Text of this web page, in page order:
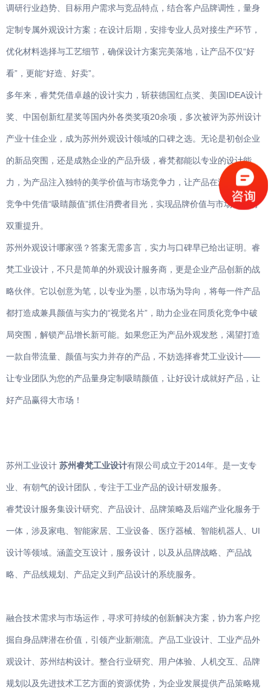
调研行业趋势、目标用户需求与竞品特点，结合客户品牌调性，量身
定制专属外观设计方案；在设计后期，安排专业人员对接生产环节，
优化材料选择与工艺细节，确保设计方案完美落地，让产品不仅“好
看”，更能“好造、好卖”。
多年来，睿梵凭借卓越的设计实力，斩获德国红点奖、美国IDEA设计
奖、中国创新红星奖等国内外各类奖项20余项，多次被评为苏州设计
产业十佳企业，成为苏州外观设计领域的口碑之选。无论是初创企业
的新品突围，还是成熟企业的产品升级，睿梵都能以专业的设计能
力，为产品注入独特的美学价值与市场竞争力，让产品在激烈的市场
竞争中凭借“吸睛颜值”抓住消费者目光，实现品牌价值与市场销量的
双重提升。
苏州外观设计哪家强？答案无需多言，实力与口碑早已给出证明。睿
梵工业设计，不只是简单的外观设计服务商，更是企业产品创新的战
略伙伴。它以创意为笔，以专业为墨，以市场为导向，将每一件产品
都打造成兼具颜值与实力的“视觉名片”，助力企业在同质化竞争中破
局突围，解锁产品增长新可能。如果您正为产品外观发愁，渴望打造
一款自带流量、颜值与实力并存的产品，不妨选择睿梵工业设计——
让专业团队为您的产品量身定制吸睛颜值，让好设计成就好产品，让
好产品赢得大市场！
苏州工业设计 苏州睿梵工业设计有限公司成立于2014年。是一支专
业、有朝气的设计团队，专注于工业产品的设计研发服务。
睿梵设计服务集设计研究、产品设计、品牌策略及后端产业化服务于
一体，涉及家电、智能家居、工业设备、医疗器械、智能机器人、UI
设计等领域。涵盖交互设计，服务设计，以及从品牌战略、产品战
略、产品线规划、产品定义到产品设计的系统服务。
融合技术需求与市场运作，寻求可持续的创新解决方案，协力客户挖
掘自身品牌潜在价值，引领产业新潮流。产品工业设计、工业产品外
观设计、苏州结构设计。整合行业研究、用户体验、人机交互、品牌
规划以及先进技术工艺方面的资源优势，为企业发展提供产品策略规